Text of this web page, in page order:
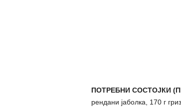
ПОТРЕБНИ СОСТОЈКИ
рендани јаболка, 170 г